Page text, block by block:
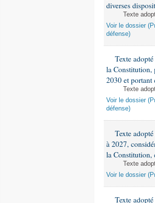
diverses
Texte
Voir le dossier
défense)
Texte
la Constitution,
2030 et portant
Texte
Voir le dossier
défense)
Texte
à 2027,
la Constitution,
Texte
Voir le dossier
Texte